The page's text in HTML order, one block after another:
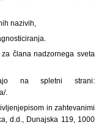
nazivih,
člana nadzornega sveta
na spletni strani:
.
in zahtevanimi
d.d., Dunajska 119, 1000